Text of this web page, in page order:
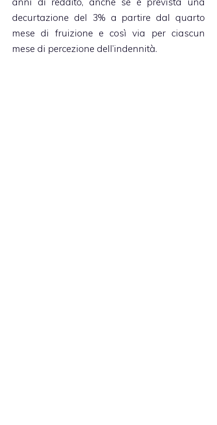
decurtazione del 3% a partire dal quarto
mese di fruizione e così via per ciascun
mese di percezione dell’indennità.